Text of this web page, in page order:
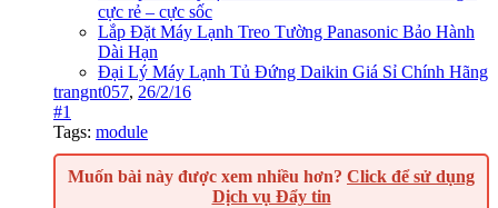
cực rẻ – cực sốc
Lắp Đặt Máy Lạnh Treo Tường Panasonic Bảo Hành
Dài Hạn
Đại Lý Máy Lạnh Tủ Đứng Daikin Giá Sỉ Chính Hãng
trangnt057, 26/2/16
#1
Tags: module
Muốn bài này được xem nhiều hơn? Click để sử dụng
Dịch vụ Đẩy tin